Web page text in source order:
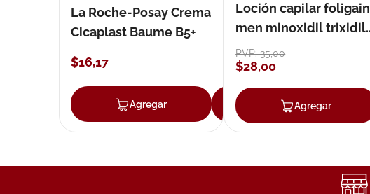
La Roche-Posay Crema
Cicaplast Baume B5+
$16,17
Agregar Agregar
Loción capilar foligain
men minoxidil trixidil
loción 59 ml
PVP:35,00
$28,00
Agregar